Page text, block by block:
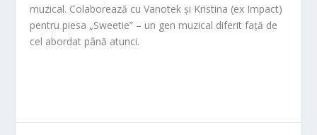
muzical. Colaborează cu Vanotek și Kristina (ex Impact)
pentru piesa „Sweetie” – un gen muzical diferit față de
cel abordat până atunci.